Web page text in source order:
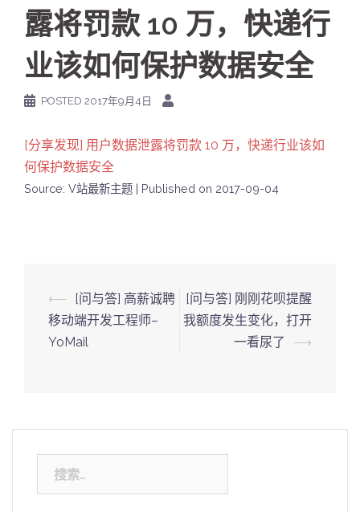
露将罚款 10 万，快递行
业该如何保护数据安全
POSTED 2017年9月4日
[分享发现] 用户数据泄露将罚款 10 万，快递行业该如
何保护数据安全
Source: V站最新主题 Published on 2017-09-04
Post
navigation
⟵
[问与答] 高薪诚聘
移动端开发工程师–
YoMail
[问与答] 刚刚花呗提醒
我额度发生变化，打开
一看尿了
⟶
索：